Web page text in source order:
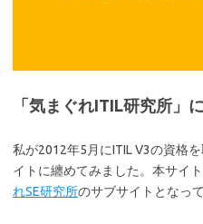
「気まぐれITIL研究所」
私が2012年5月にITIL V3の資格
イトに纏めてみました。本サイ
れSE研究所のサブサイトとなって